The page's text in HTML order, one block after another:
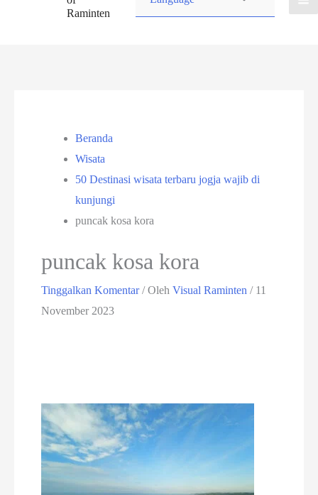
Raminten
Beranda
Wisata
50 Destinasi wisata terbaru jogja wajib di
kunjungi
puncak kosa kora
puncak kosa kora
Tinggalkan Komentar / OlehVisual Raminten/ 11
November 2023